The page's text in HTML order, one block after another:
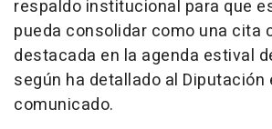
respaldo institucional para que
pueda consolidar como una cita
destacada en la agenda estival
según ha detallado al Diputación
comunicado.